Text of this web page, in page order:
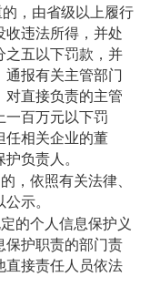
，由省级以上履行
收违法所得，并处
之五以下罚款，并
通报有关主管部门
对直接负责的主管
一百万元以下罚
任相关企业的董
负责人。
依照有关法律、
示。
的个人信息保护义
保护职责的部门责
直接责任人员依法